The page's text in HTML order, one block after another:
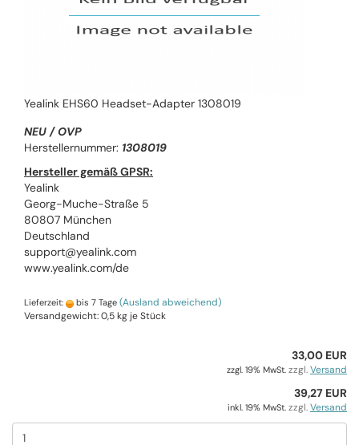
Yealink EHS60 Headset-Adapter 1308019
NEU / OVP
Herstellernummer: 1308019
Hersteller gemäß GPSR:
Yealink
Georg-Muche-Straße 5
80807 München
Deutschland
support@yealink.com
www.yealink.com/de
Lieferzeit: bis 7 Tage (Ausland abweichend)
Versandgewicht:0,5kg je Stück
33,00 EUR
zzgl. 19% MwSt. zzgl.Versand
39,27 EUR
inkl. 19% MwSt. zzgl.Versand